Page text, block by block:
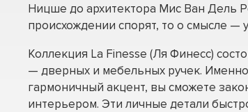
Ницше до архитектора Мис Ван Дель
происхождении спорят, то о смысле —
Коллекция La Finesse (Ля Финесс)
— дверных и мебельных ручек.
гармоничный акцент, вы сможете
интерьером. Эти личные детали